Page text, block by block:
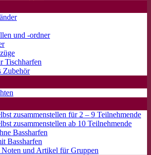
und -ordner
Tischharfen
Zubehör
zusammenstellen für 2 – 9 Teilnehmende
zusammenstellen ab 10 Teilnehmende
Bassharfen
Bassharfen
Noten und Artikel für Gruppen